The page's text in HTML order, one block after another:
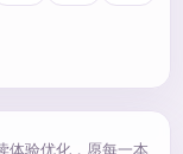
体验优化，愿每一本